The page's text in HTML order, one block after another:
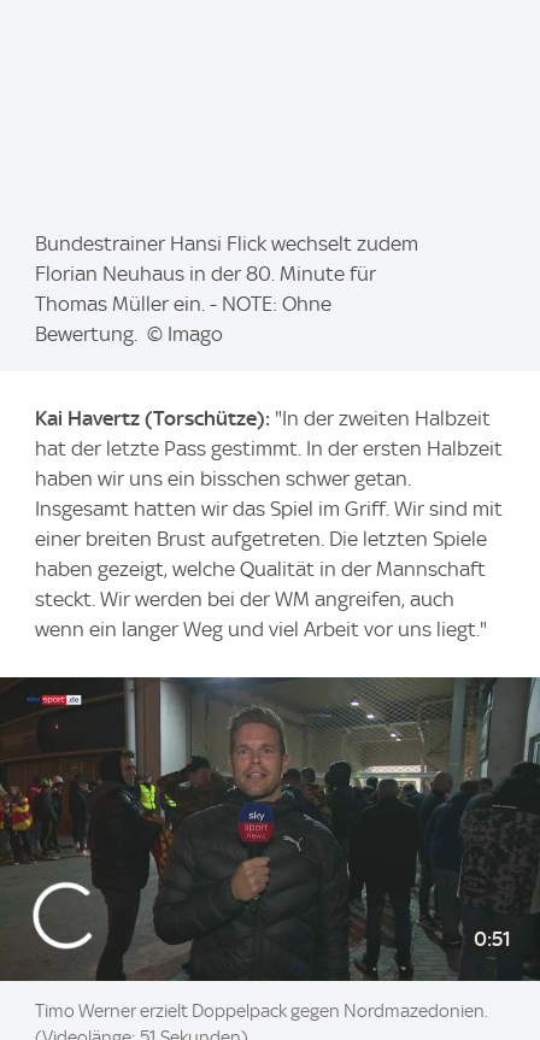
m
Bundestrainer Hansi Flick wechselt zudem
Florian Neuhaus in der 80. Minute für
Thomas Müller ein. - NOTE: Ohne
Bewertung. © Imago
Kai Havertz (Torschütze): "In der zweiten Halbzeit
hat der letzte Pass gestimmt. In der ersten Halbzeit
haben wir uns ein bisschen schwer getan.
Insgesamt hatten wir das Spiel im Griff. Wir sind mit
einer breiten Brust aufgetreten. Die letzten Spiele
haben gezeigt, welche Qualität in der Mannschaft
steckt. Wir werden bei der WM angreifen, auch
wenn ein langer Weg und viel Arbeit vor uns liegt."
0:51
Timo Werner erzielt Doppelpack gegen Nordmazedonien.